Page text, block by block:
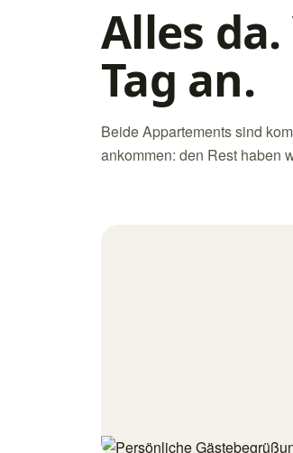
Alles
Tag an.
Beide Appartements sind
ankommen: den Rest haben